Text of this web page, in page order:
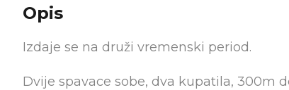
Opis
Izdaje se na druži vremenski period.
Dvije spavace sobe, dva kupatila, 300m